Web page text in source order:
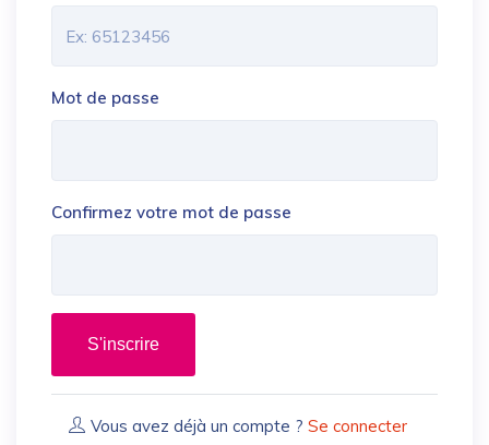
Mot de passe
Confirmez votre mot de passe
S'inscrire
Vous avez déjà un compte ? Se connecter